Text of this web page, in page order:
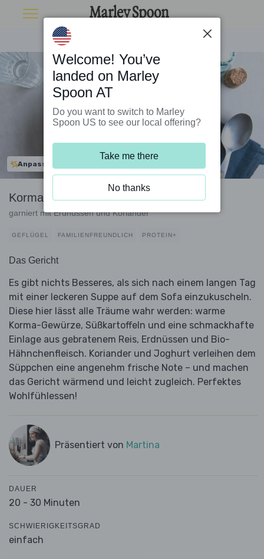
Anpassbar
Korma-Bio-Hähnchensuppe mit Reis
garniert mit Erdnüssen und Koriander
GEFLÜGEL FAMILIENFREUNDLICH PROTEIN+
Das Gericht
Es gibt nichts Besseres, als sich nach einem langen Tag
mit einer leckeren Suppe auf dem Sofa einzukuscheln.
Diese hier lässt alle Träume wahr werden: warme
Korma-Gewürze, Süßkartoffeln und eine schmackhafte
Einlage aus gebratenem Reis, Erdnüssen und Bio-
Hähnchenfleisch. Koriander und Joghurt verleihen dem
Süppchen eine angenehm frische Note – und machen
das Gericht wärmend und leicht zugleich. Perfektes
Wohlfühlessen!
Präsentiert von Martina
DAUER
20 - 30 Minuten
SCHWIERIGKEITSGRAD
einfach
Welcome! You’ve
landed on Marley
Spoon AT
Do you want to switch to Marley
Spoon US to see our local offering?
Take me there
No thanks